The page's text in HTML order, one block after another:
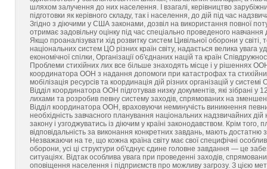
шляхом залучення до них населення. І взагалі, керівництво
підготовки як керівного складу, так і населення, до дій під час
Згідно з діючими у США законами, дозвіл на використання повної
отримає задовільну оцінку під час спеціально проведеного
Якщо проаналізувати хід розвитку систем Цивільної оборони у
національних систем ЦО різних країн світу, надається велика увага
економічної спілки, Організації об'єднаних націй та країн
Проблеми стихійних лих все більше знаходять місце і у рішеннях
координатора ООН з надання допомоги при катастрофах та
мобілізація ресурсів та координація дій різних організацій у
Відділ координатора ООН підготував низку документів, які зібрані
лихами та розробив певну систему заходів, спрямованих на
Відділ координатора ООН, враховуючи неминучість виникнення
необхідність завчасного планування національних надзвичайних
закону і узгоджуватись із діючим у країні законодавством. Крім того,
відповідальність за виконання конкретних завдань, мають достатню
Незважаючи на те, що кожна країна світу має свої специфічні
оборони, усі ці структури об'єднує єдине головне завдання — це
ситуаціях. Відтак особлива увага при проведенні заходів,
оповіщення населення і підприємств про можливу загрозу. З цією